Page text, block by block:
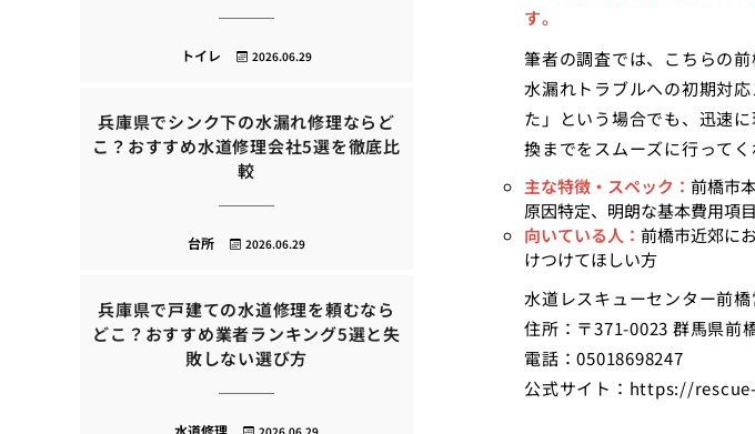
す。
筆者の調査では、こちらの
水漏れトラブルへの初期対
た」という場合でも、迅速
換までをスムーズに行って
主な特徴・スペック： 前橋市
原因特定、明朗な基本費用項目
向いている人： 前橋市近郊に
けつけてほしい方
水道レスキューセンター前
住所：〒371-0023 群馬県前
電話：05018698247
公式サイト： https://
2026.06.29
トイレ
兵庫県でシンク下の水漏れ修理ならど
こ？おすすめ水道修理会社5選を徹底比
較
2026.06.29
台所
兵庫県で戸建ての水道修理を頼むなら
どこ？おすすめ業者ランキング5選と失
敗しない選び方
2026.06.29
水道修理